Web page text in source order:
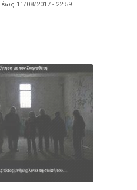
έως 11/08/2017 - 22:59